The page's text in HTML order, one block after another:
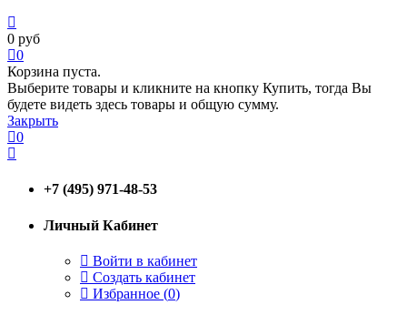
0 руб
0
Корзина пуста.
Выберите товары и кликните на кнопку Купить, тогда Вы
будете видеть здесь товары и общую сумму.
Закрыть
0
+7 (495) 971-48-53
Личный Кабинет
Войти в кабинет
Создать кабинет
Избранное (0)